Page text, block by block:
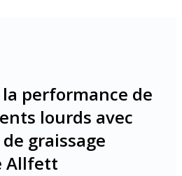
performance de
lourds avec
graissage
Allfett